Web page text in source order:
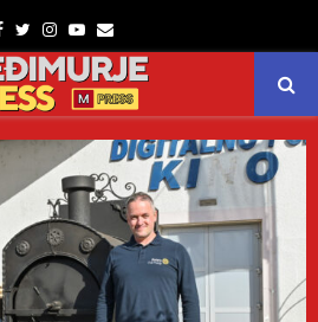
Facebook
TwitterInstagram
Youtube
Email